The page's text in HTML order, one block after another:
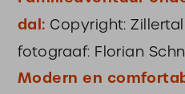
dal: Copyright:
fotograaf: Florian
Modern en